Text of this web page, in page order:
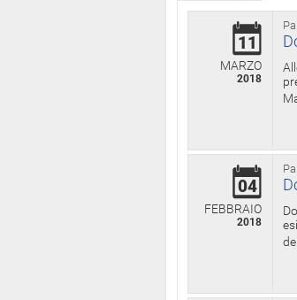
11
MARZO
2018
04
FEBBRAIO
2018